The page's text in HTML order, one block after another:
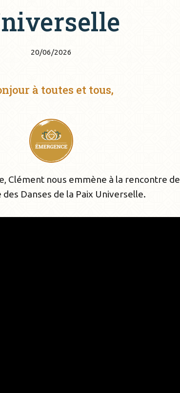
20/06/2026
à toutes et tous,
Clément nous emmène à la rencontre de
des Danses de la Paix Universelle.